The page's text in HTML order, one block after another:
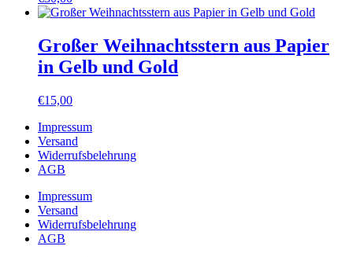
Großer Weihnachtsstern aus Papier
in Gelb und Gold
€15,00
Impressum
Versand
Widerrufsbelehrung
AGB
Impressum
Versand
Widerrufsbelehrung
AGB